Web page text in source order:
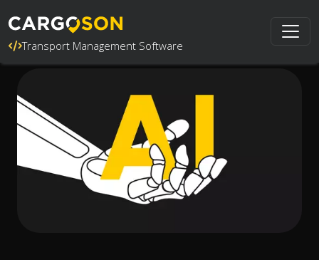
Transport Management Software